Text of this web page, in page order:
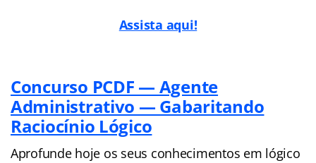
Assista aqui!
Concurso PCDF — Agente
Administrativo — Gabaritando
Raciocínio Lógico
Aprofunde hoje os seus conhecimentos em lógico